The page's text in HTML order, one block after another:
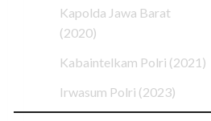
Kapolda Jawa Barat
(2020)
Kabaintelkam Polri (2021)
Irwasum Polri (2023)